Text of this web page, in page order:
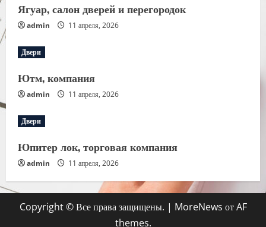
Ягуар, салон дверей и перегородок
admin 11 апреля, 2026
Двери
Ютм, компания
admin 11 апреля, 2026
Двери
Юпитер лок, торговая компания
admin 11 апреля, 2026
Copyright © Все права защищены. | MoreNews от AF
themes.